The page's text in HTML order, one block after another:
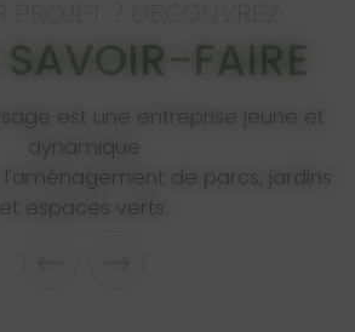
SAVOIR-FAIRE
est une entreprise jeune et
dynamique
de parcs, jardins
et espaces verts.